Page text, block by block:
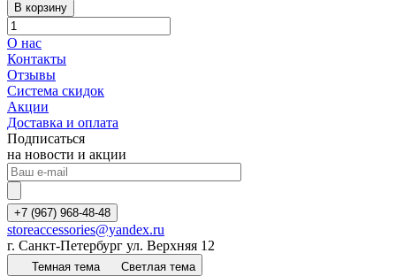
В корзину
О нас
Контакты
Отзывы
Система скидок
Акции
Доставка и оплата
Подписаться
на новости и акции
+7 (967) 968-48-48
storeaccessories@yandex.ru
г. Санкт-Петербург ул. Верхняя 12
Темная тема Светлая тема